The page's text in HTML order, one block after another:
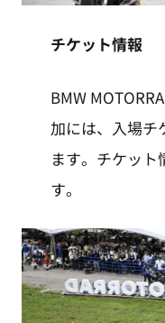
チケット情報
BMW
加には、入場チ
ます。チケッ
す。